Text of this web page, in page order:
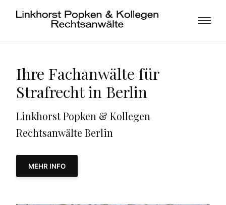
Ihre Fachanwälte für
Strafrecht in Berlin
Linkhorst Popken & Kollegen
Rechtsanwälte Berlin
MEHR INFO